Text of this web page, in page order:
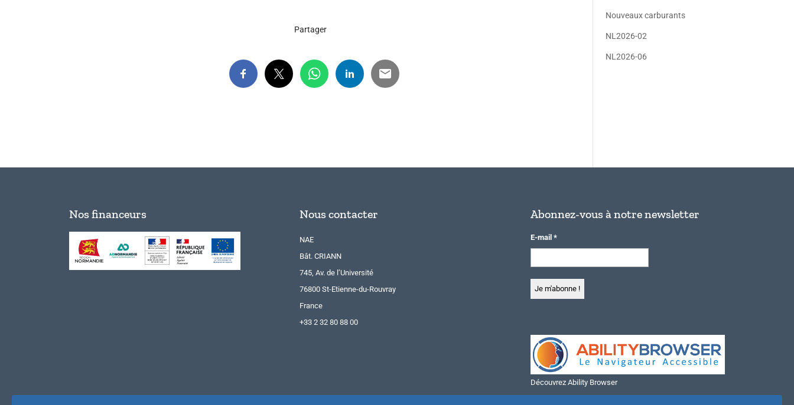
Partager
Nouveaux carburants
NL2026-02
NL2026-06
Nos financeurs Nous contacter
NAE
Bât. CRIANN
745, Av. de l’Université
76800 St-Etienne-du-Rouvray
France
+33 2 32 80 88 00
Abonnez-vous à notre newsletter
E-mail *
Découvrez Ability Browser